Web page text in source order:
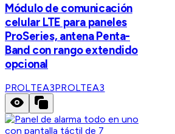
Módulo de comunicación
celular LTE para paneles
ProSeries, antena Penta-
Band con rango extendido
opcional
PROLTEA3PROLTEA3